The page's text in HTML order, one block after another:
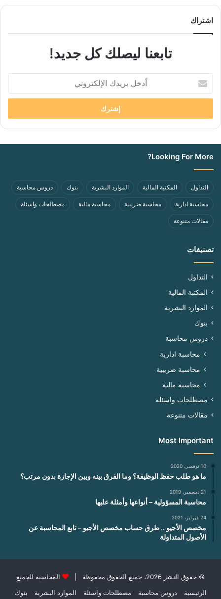
اشتراك
تابعنا ليصلك كل جديد!
بريدك
الإلكتروني
Looking For More?
التداول المكتبة المالية الموارد البشرية بنوك دروس محاسبة
محاسبة ادارية محاسبة ضريبية محاسبة مالية مصطلحات واسئلة
مقالات متنوعة
تصنيفات
التداول
المكتبة المالية
الموارد البشرية
بنوك
دروس محاسبة
محاسبة ادارية
محاسبة ضريبية
محاسبة مالية
مصطلحات واسئلة
مقالات متنوعة
Most Important
10 نوفمبر، 2020
ما هو طلب حفظ الوظيفة؟ وما الفرق بينه وبين الإجازة بدون مرتب؟
21 ديسمبر، 2019
محاسبة المسؤولية – أنواعها وأمثلة عليها
24 فبراير، 2021
مخصص الأجيو .. طرق حساب مخصص الأجيو – تابع المحاسبة عن
الأصول المتداولة
© حقوق النشر 2026، جميع الحقوق محفوظة |
المحاسبة للجميع
الرئيسية
دروس محاسبة مصطلحات واسئلة الموارد البشرية بنوك